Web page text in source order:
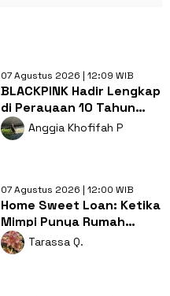
07 Agustus 2026 | 12:09 WIB
BLACKPINK Hadir Lengkap
di Perayaan 10 Tahun
Debut, Acara Banjir Kritik
Anggia Khofifah P
07 Agustus 2026 | 12:00 WIB
Home Sweet Loan: Ketika
Mimpi Punya Rumah
Berhadapan dengan
Realita Hidup
Tarassa Q.